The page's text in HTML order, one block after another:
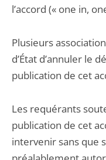
l’accord (« one in,
Plusieurs
d’État d’annuler le
publication de cet
Les requérants
publication de cet
intervenir sans que